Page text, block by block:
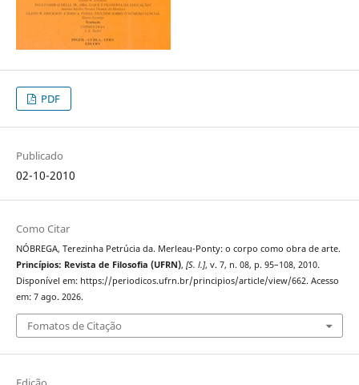
PDF
Publicado
02-10-2010
Como Citar
NÓBREGA, Terezinha Petrúcia da. Merleau-Ponty: o corpo como obra de arte.
Princípios: Revista de Filosofia (UFRN), [S. l.], v. 7, n. 08, p. 95–108, 2010.
Disponível em: https://periodicos.ufrn.br/principios/article/view/662. Acesso
em: 7 ago. 2026.
Fomatos de Citação